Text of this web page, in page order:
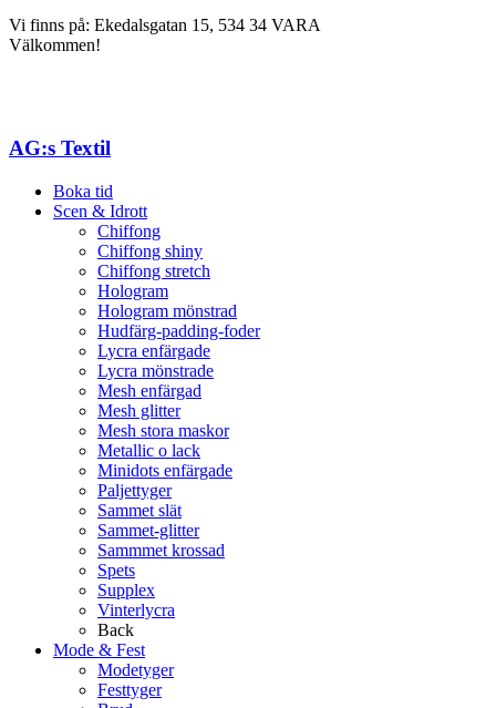
Vi finns på: Ekedalsgatan 15, 534 34 VARA
Välkommen!
AG:s Textil
Boka tid
Scen & Idrott
Chiffong
Chiffong shiny
Chiffong stretch
Hologram
Hologram mönstrad
Hudfärg-padding-foder
Lycra enfärgade
Lycra mönstrade
Mesh enfärgad
Mesh glitter
Mesh stora maskor
Metallic o lack
Minidots enfärgade
Paljettyger
Sammet slät
Sammet-glitter
Sammmet krossad
Spets
Supplex
Vinterlycra
Back
Mode & Fest
Modetyger
Festtyger